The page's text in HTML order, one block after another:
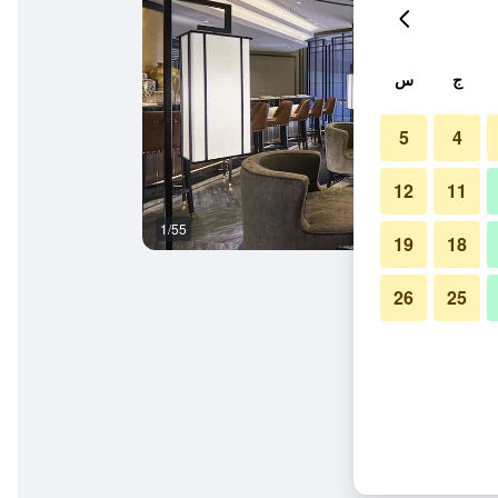
1/55
ج س
4
5
11
12
18
19
25
26